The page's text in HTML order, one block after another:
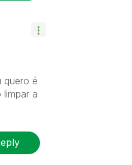
quero é
a